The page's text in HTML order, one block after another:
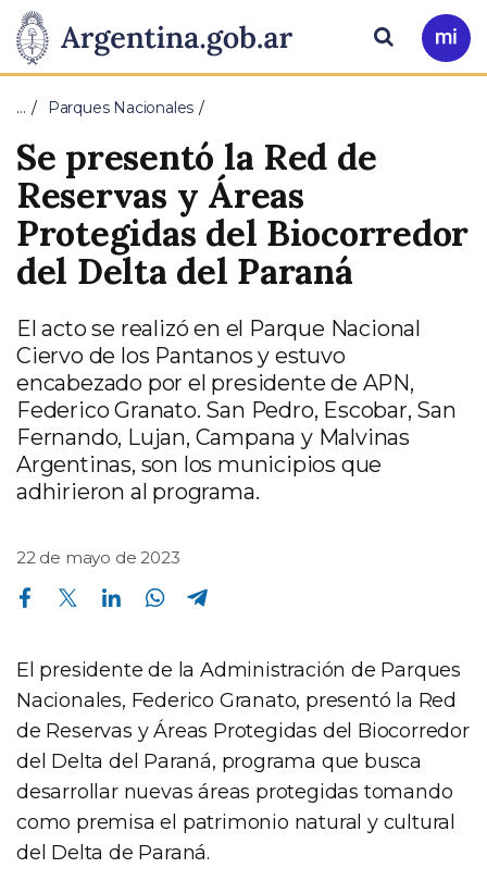
Presidencia
de
la
Nación
Pasar al contenido principal
Ir
a
Buscar
… Parques Nacionales
Se presentó la Red de
Reservas y Áreas
Protegidas del Biocorredor
del Delta del Paraná
El acto se realizó en el Parque Nacional
Ciervo de los Pantanos y estuvo
encabezado por el presidente de APN,
Federico Granato. San Pedro, Escobar, San
Fernando, Lujan, Campana y Malvinas
Argentinas, son los municipios que
adhirieron al programa.
22 de mayo de 2023
Compartir en Facebook Compartir en Twitter Compartir en Linkedin Compartir en Whatsapp
El presidente de la Administración de Parques
Nacionales, Federico Granato, presentó la Red
de Reservas y Áreas Protegidas del Biocorredor
del Delta del Paraná, programa que busca
desarrollar nuevas áreas protegidas tomando
como premisa el patrimonio natural y cultural
del Delta de Paraná.